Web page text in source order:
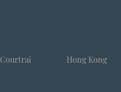
Courtrai Hong Kong